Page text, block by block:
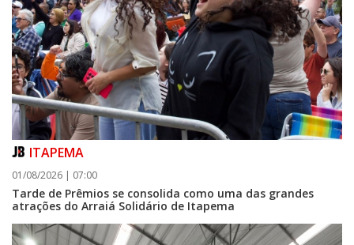
ITAPEMA
01/08/2026 | 07:00
Tarde de Prêmios se consolida como uma das grandes
atrações do Arraiá Solidário de Itapema